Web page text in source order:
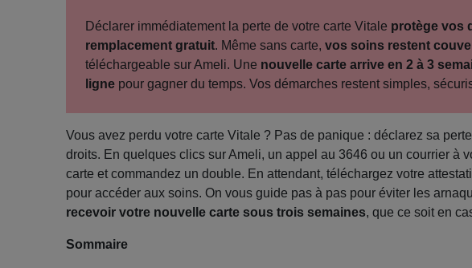
Déclarer immédiatement la perte de votre carte Vitale protège vos
remplacement gratuit. Même sans carte, vos soins restent
téléchargeable sur Ameli. Une nouvelle carte arrive en 2 à 3
ligne pour gagner du temps. Vos démarches restent simples,
Vous avez perdu votre carte Vitale ? Pas de panique : déclarez sa
droits. En quelques clics sur Ameli, un appel au 3646 ou un courrier à
carte et commandez un double. En attendant, téléchargez votre
pour accéder aux soins. On vous guide pas à pas pour éviter les
recevoir votre nouvelle carte sous trois semaines, que ce soit en
Sommaire